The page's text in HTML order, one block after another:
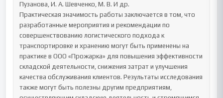
Пузанова, И. А. Шевченко, М. В. И др.
Практическая значимость работы заключается в том, что
разработанные мероприятия и рекомендации по
совершенствованию логистического подхода к
транспортировке и хранению могут быть применены на
практике в ООО «Прожарка» для повышения эффективности
складской деятельности, снижения затрат и улучшения
качества обслуживания клиентов. Результаты исследования
также могут быть полезны другим предприятиям,